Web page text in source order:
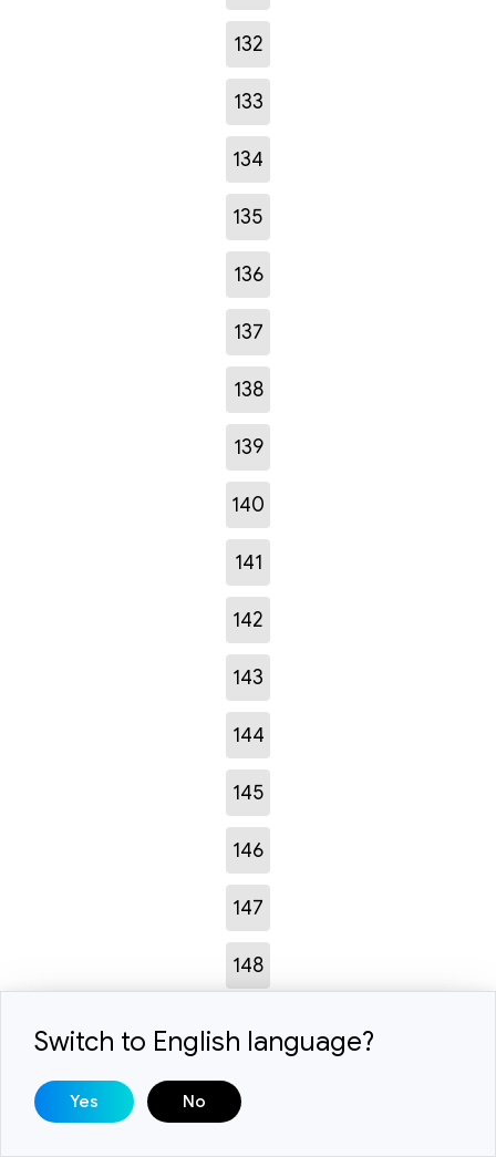
132
133
134
135
136
137
138
139
140
141
142
143
144
145
146
147
148
150
Switch to English language?
Yes No